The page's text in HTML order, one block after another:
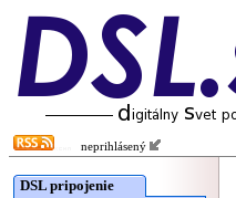
neprihlásený
DSL pripojenie